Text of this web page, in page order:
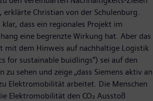
erklärte Christian von der Schulenburg.
dass ein regionales Projekt im
eine begrenzte Wirkung hat. Aber das
mit dem Hinweis auf nachhaltige Logistik
for sustainable buidlings“) sei auf den
zu sehen und zeige „dass Siemens aktiv an
Elektromobilität arbeitet. Die Menschen
Elektromobilität den CO₂ Ausstoß